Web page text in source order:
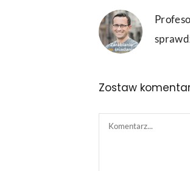
Zostaw
Comment